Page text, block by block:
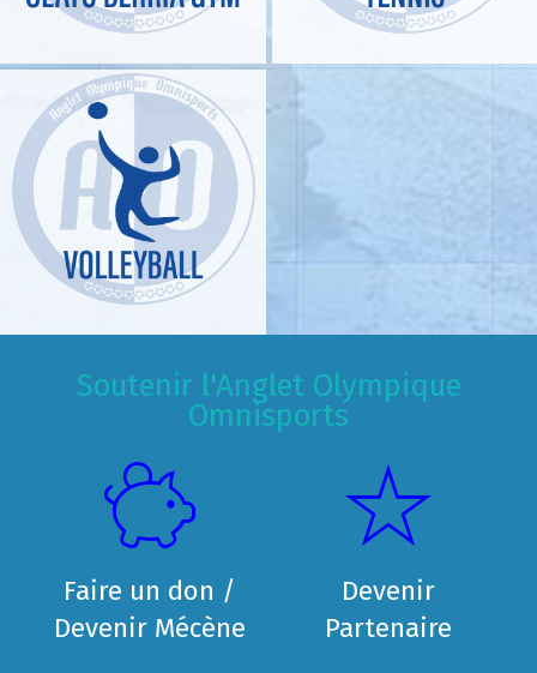
Soutenir l'Anglet Olympique
Omnisports
Faire un don /
Devenir Mécène
Devenir
Partenaire